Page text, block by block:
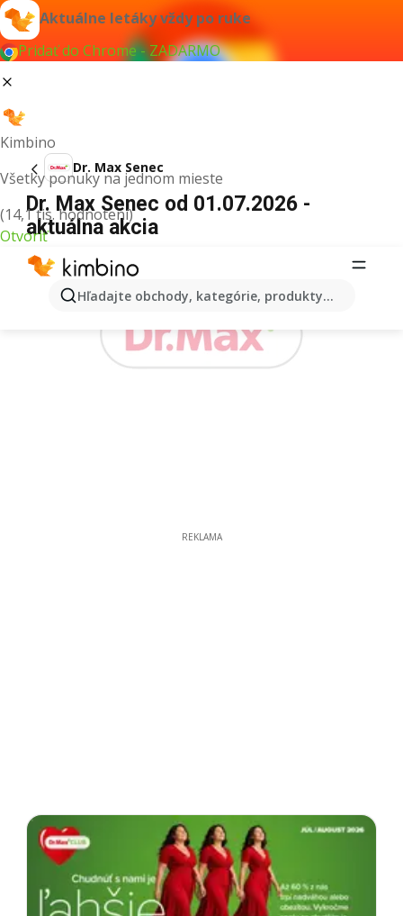
Aktuálne letáky vždy po ruke
Pridať do Chrome - ZADARMO
Kimbino
Všetky ponuky na jednom mieste
(14,1 tis. hodnotení)
Otvoriť
Hľadajte obchody, kategórie, produkty...
Dr. Max Senec
Dr. Max Senec od 01.07.2026 -
aktuálna akcia
REKLAMA